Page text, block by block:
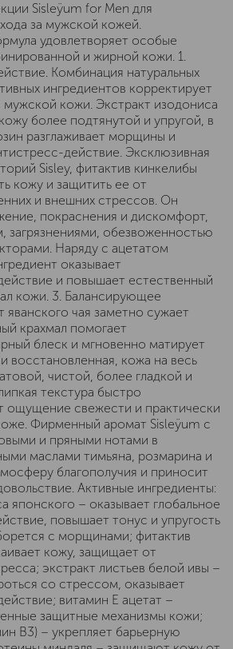
Sisleÿum for Men для
за мужской кожей.
удовлетворяет особые
и жирной кожи. 1.
Комбинация натуральных
ингредиентов корректирует
мужской кожи. Экстракт изодониса
более подтянутой и упругой, в
разглаживает морщины и
действие. Эксклюзивная
Sisley, фитактив кинкелибы
кожу и защитить ее от
и внешних стрессов. Он
покраснения и дискомфорт,
загрязнениями, обезвоженностью
Наряду с ацетатом
оказывает
и повышает естественный
кожи. 3. Балансирующее
яванского чая заметно сужает
крахмал помогает
блеск и мгновенно матирует
восстановленная, кожа на весь
чистой, более гладкой и
текстура быстро
ощущение свежести и практически
Фирменный аромат Sisleÿum с
и пряными нотами в
маслами тимьяна, розмарина и
благополучия и приносит
Активные ингредиенты:
японского – оказывает глобальное
повышает тонус и упругость
с морщинами; фитактив
кожу, защищает от
экстракт листьев белой ивы –
со стрессом, оказывает
витамин E ацетат –
защитные механизмы кожи;
B3) – укрепляет барьерную